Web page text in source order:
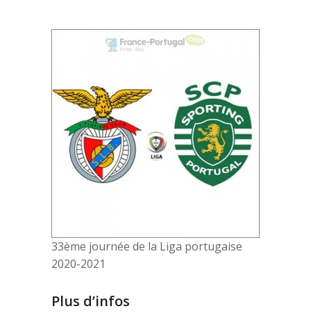
33ème journée de la Liga portugaise
2020-2021
Plus d’infos